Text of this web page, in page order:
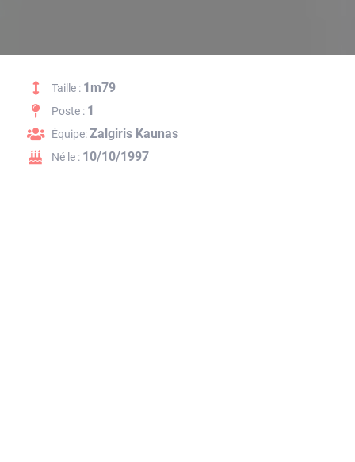
Taille : 1m79
Poste : 1
Équipe:Zalgiris Kaunas
Né le : 10/10/1997